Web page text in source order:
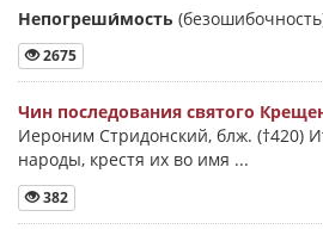
Непогреши́мость
2675
Чин последования святого
Иероним Стридонский, блж. (†420)
народы, крестя их во имя ...
382